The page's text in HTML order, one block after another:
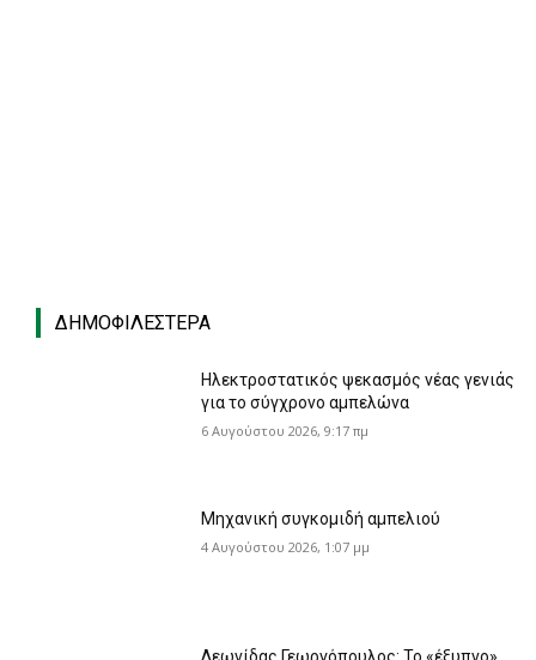
ΔΗΜΟΦΙΛΈΣΤΕΡΑ
Ηλεκτροστατικός ψεκασμός νέας γενιάς
για το σύγχρονο αμπελώνα
6 Αυγούστου 2026, 9:17 πμ
Μηχανική συγκομιδή αμπελιού
4 Αυγούστου 2026, 1:07 μμ